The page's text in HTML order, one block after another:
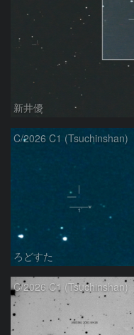
新井優
C/2026 C1 (Tsuchinshan)
ろどすた
C/2026 C1 (Tsuchinshan)